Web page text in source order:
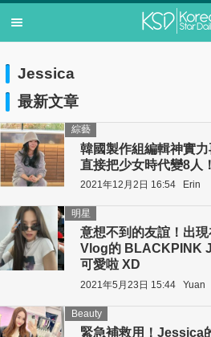
Jessica
最新文章
韓國製作組編輯神實力
直接把少女時代變8人
綜藝
2021年12月2日 16:54 Erin
意想不到的友誼！出
Vlog的 BLACKPINK
可愛啦 XD
明星
2021年5月23日 15:44 Yuan
緊急補救用！Jessica
Beauty